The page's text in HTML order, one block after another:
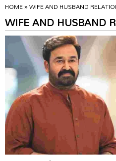
HOME»WIFE AND HUSBAND
WIFE AND HUSBAND